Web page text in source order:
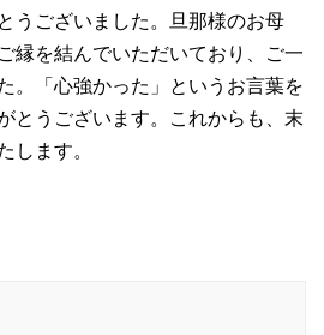
うございました。旦那様のお母
縁を結んでいただいており、ご一
。「心強かった」というお言葉を
とうございます。これからも、末
します。